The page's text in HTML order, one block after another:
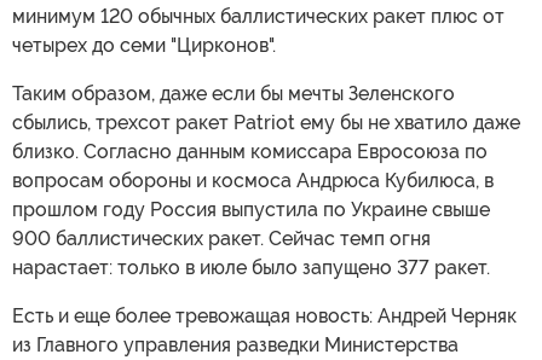
минимум 120 обычных баллистических ракет плюс от
четырех до семи "Цирконов".
Таким образом, даже если бы мечты Зеленского
сбылись, трехсот ракет Patriot ему бы не хватило даже
близко. Согласно данным комиссара Евросоюза по
вопросам обороны и космоса Андрюса Кубилюса, в
прошлом году Россия выпустила по Украине свыше
900 баллистических ракет. Сейчас темп огня
нарастает: только в июле было запущено 377 ракет.
Есть и еще более тревожащая новость: Андрей Черняк
из Главного управления разведки Министерства